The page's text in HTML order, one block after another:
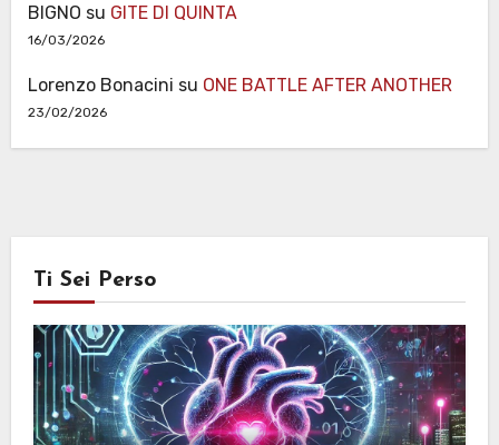
BIGNO su GITE DI QUINTA
16/03/2026
Lorenzo Bonacini su ONE BATTLE AFTER ANOTHER
23/02/2026
Ti Sei Perso